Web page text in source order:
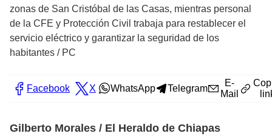
zonas de San Cristóbal de las Casas, mientras personal
de la CFE y Protección Civil trabaja para restablecer el
servicio eléctrico y garantizar la seguridad de los
habitantes / PC
Facebook X WhatsApp Telegram
E-
Mail
Gilberto Morales / El Heraldo de Chiapas